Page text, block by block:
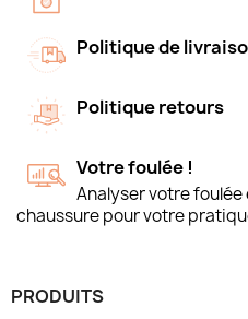
Politique de
Politique retours
Votre foulée !
Analyser votre
chaussure pour votre
PRODUITS